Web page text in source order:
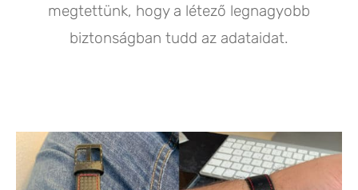
megtettünk, hogy a létező legnagyobb
biztonságban tudd az adataidat.